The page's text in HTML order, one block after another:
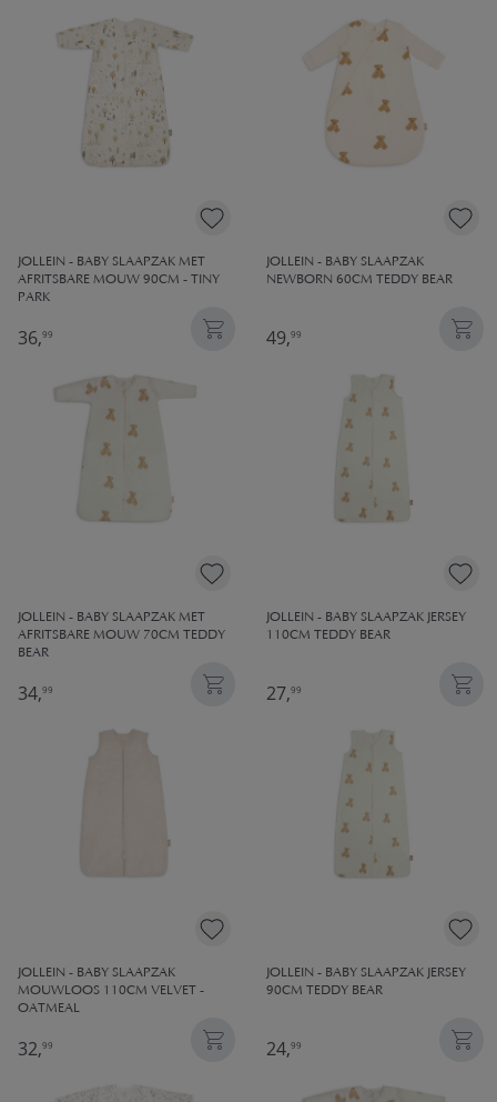
JOLLEIN - BABY SLAAPZAK MET
AFRITSBARE MOUW 90CM - TINY
PARK
36,99
JOLLEIN - BABY SLAAPZAK
NEWBORN 60CM TEDDY BEAR
49,99
JOLLEIN - BABY SLAAPZAK MET
AFRITSBARE MOUW 70CM TEDDY
BEAR
34,99
JOLLEIN - BABY SLAAPZAK JERSEY
110CM TEDDY BEAR
27,99
JOLLEIN - BABY SLAAPZAK
MOUWLOOS 110CM VELVET -
OATMEAL
32,99
JOLLEIN - BABY SLAAPZAK JERSEY
90CM TEDDY BEAR
24,99